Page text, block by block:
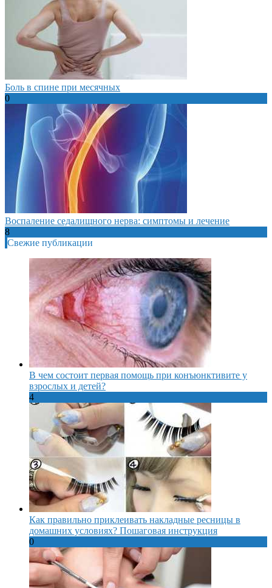
Боль в спине при месячных
0
Воспаление седалищного нерва: симптомы и лечение
8
Свежие публикации
В чем состоит первая помощь при конъюнктивите у
взрослых и детей?
4
Как правильно приклеивать накладные ресницы в
домашних условиях? Пошаговая инструкция
0